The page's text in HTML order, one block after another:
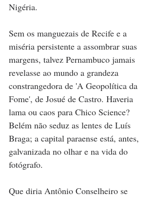
Nigéria.
Sem os manguezais de Recife e a
miséria persistente a assombrar suas
margens, talvez Pernambuco jamais
revelasse ao mundo a grandeza
constrangedora de 'A Geopolítica da
Fome', de Josué de Castro. Haveria
lama ou caos para Chico Science?
Belém não seduz as lentes de Luís
Braga; a capital paraense está, antes,
galvanizada no olhar e na vida do
fotógrafo.
Que diria Antônio Conselheiro se